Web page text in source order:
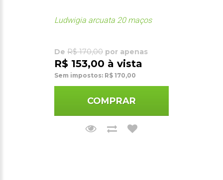
Ludwigia arcuata 20 maços
De R$ 170,00 por apenas
R$ 153,00 à vista
Sem impostos: R$ 170,00
COMPRAR